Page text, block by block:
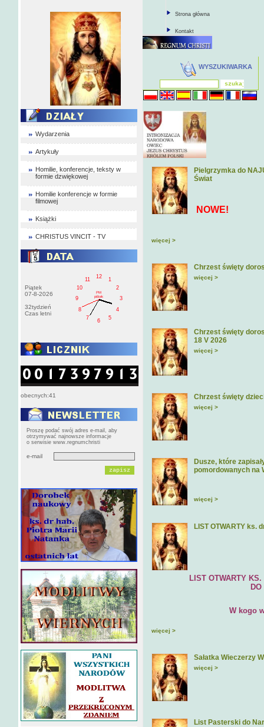
Wydarzenia
Artykuły
Homilie, konferencje, teksty w
formie dzwiękowej
Homilie konferencje w formie
filmowej
Książki
CHRISTUS VINCIT - TV
Piątek
07-8-2026
32tydzień
Czas letni
1
2
3
4
5
6
7
8
9
10
11
12
PM
pištek
obecnych:41
Proszę podać swój adres e-mail, aby
otrzymywać najnowsze informacje
o serwisie www.regnumchristi
e-mail
Strona główna
Kontakt
WYSZUKIWARKA
Pielgrzymka do
Świat
NOWE!
więcej >
Chrzest święty
więcej >
Chrzest święty
18 V 2026
więcej >
Chrzest święty
więcej >
Dusze, które
pomordowanych na
więcej >
LIST OTWARTY ks.
LIST OTWARTY KS. DR
DO
W kogo
więcej >
Sałatka Wieczerzy
więcej >
List Pasterski do